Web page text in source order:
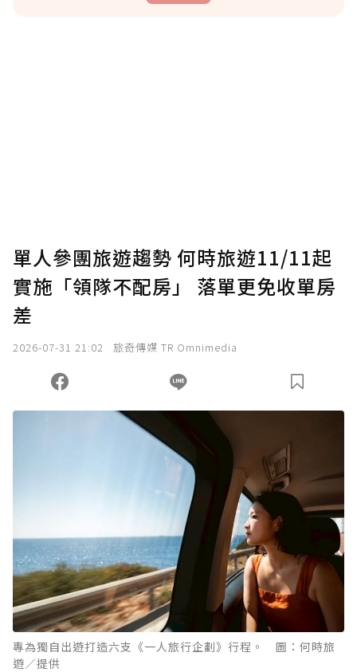
確認送出
您當前剩餘 U 利點數：0點；前往 購買點數
單人參團旅遊趨勢 何時旅遊11/11起
實施「領隊不配房」 落單更免收單房
差
2026-07-31 21:02 旅奇傳媒 TR Omnimedia
專為獨自出遊打造六支《一人旅行企劃》行程。 圖：何時旅
遊／提供